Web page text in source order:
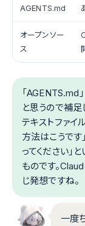
AGENTS.md
オープンソー
ス
「AGENTS.md
と思うので補足
テキストファイ
方法はこうです
ってください」
ものです。
じ発想ですね。
一度